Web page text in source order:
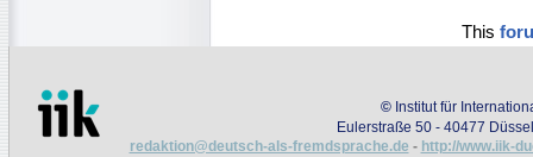
This
© Institut für
Eulerstraße 50 - 40477
redaktion@deutsch-als-fremdsprache.de - http://www.iik-